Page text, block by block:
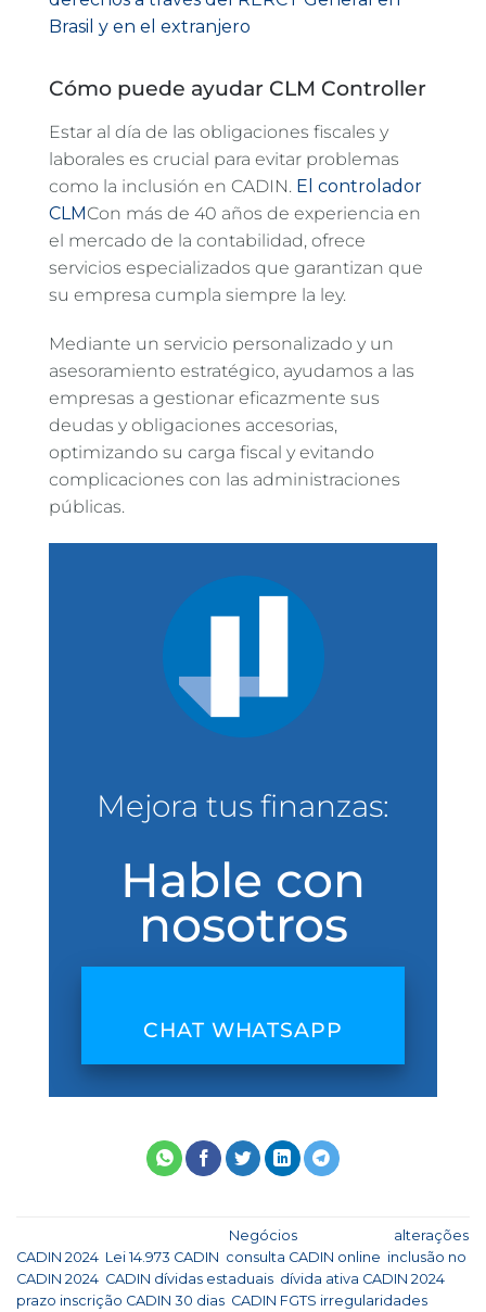
Brasil y en el extranjero
Cómo puede ayudar CLM Controller
Estar al día de las obligaciones fiscales y
laborales es crucial para evitar problemas
como la inclusión en CADIN. El controlador
CLMCon más de 40 años de experiencia en
el mercado de la contabilidad, ofrece
servicios especializados que garantizan que
su empresa cumpla siempre la ley.
Mediante un servicio personalizado y un
asesoramiento estratégico, ayudamos a las
empresas a gestionar eficazmente sus
deudas y obligaciones accesorias,
optimizando su carga fiscal y evitando
complicaciones con las administraciones
públicas.
Mejora tus finanzas:
Hable con
nosotros
CHAT WHATSAPP
Negócios
alterações
CADIN 2024 Lei 14.973 CADIN consulta CADIN online inclusão no
CADIN 2024 CADIN dívidas estaduais dívida ativa CADIN 2024
prazo inscrição CADIN 30 dias CADIN FGTS irregularidades